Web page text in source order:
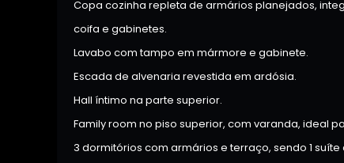
Copa cozinha repleta de armários planejados,
coifa e gabinetes.
Lavabo com tampo em mármore e gabinete.
Escada de alvenaria revestida em ardósia.
Hall íntimo na parte superior.
Family room no piso superior, com varanda, ideal
3 dormitórios com armários e terraço, sendo 1 suíte